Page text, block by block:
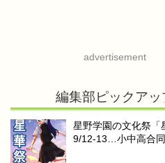
advertisement
編集部ピックアッ
星野学園の文化祭「
9/12-13…小中高合同